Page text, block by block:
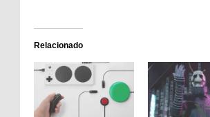
Relacionado